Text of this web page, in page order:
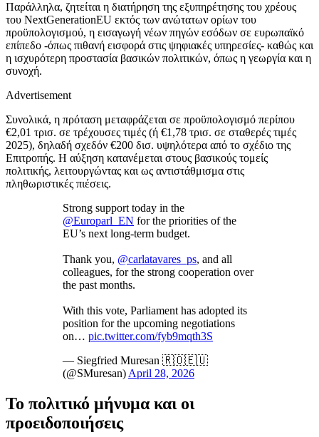
Παράλληλα, ζητείται η διατήρηση της εξυπηρέτησης του χρέους
του NextGenerationEU εκτός των ανώτατων ορίων του
προϋπολογισμού, η εισαγωγή νέων πηγών εσόδων σε ευρωπαϊκό
επίπεδο -όπως πιθανή εισφορά στις ψηφιακές υπηρεσίες- καθώς και
η ισχυρότερη προστασία βασικών πολιτικών, όπως η γεωργία και η
συνοχή.
Advertisement
Συνολικά, η πρόταση μεταφράζεται σε προϋπολογισμό περίπου
€2,01 τρισ. σε τρέχουσες τιμές (ή €1,78 τρισ. σε σταθερές τιμές
2025), δηλαδή σχεδόν €200 δισ. υψηλότερα από το σχέδιο της
Επιτροπής. Η αύξηση κατανέμεται στους βασικούς τομείς
πολιτικής, λειτουργώντας και ως αντιστάθμισμα στις
πληθωριστικές πιέσεις.
Strong support today in the
@Europarl_EN for the priorities of the
EU’s next long-term budget.
Thank you, @carlatavares_ps, and all
colleagues, for the strong cooperation over
the past months.
With this vote, Parliament has adopted its
position for the upcoming negotiations
on… pic.twitter.com/fyb9mqth3S
— Siegfried Muresan 🇷🇴🇪🇺
(@SMuresan) April 28, 2026
Το πολιτικό μήνυμα και οι
προειδοποιήσεις